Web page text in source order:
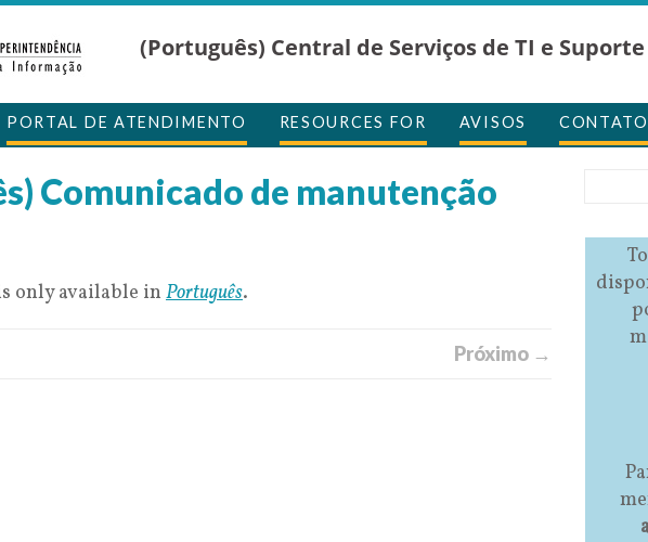
(Português) Central de Serviços de TI e
PORTAL DE ATENDIMENTO RESOURCES FOR AVISOS CONTATO
Comunicado de manutenção
only available inPortuguês.
Próximo →